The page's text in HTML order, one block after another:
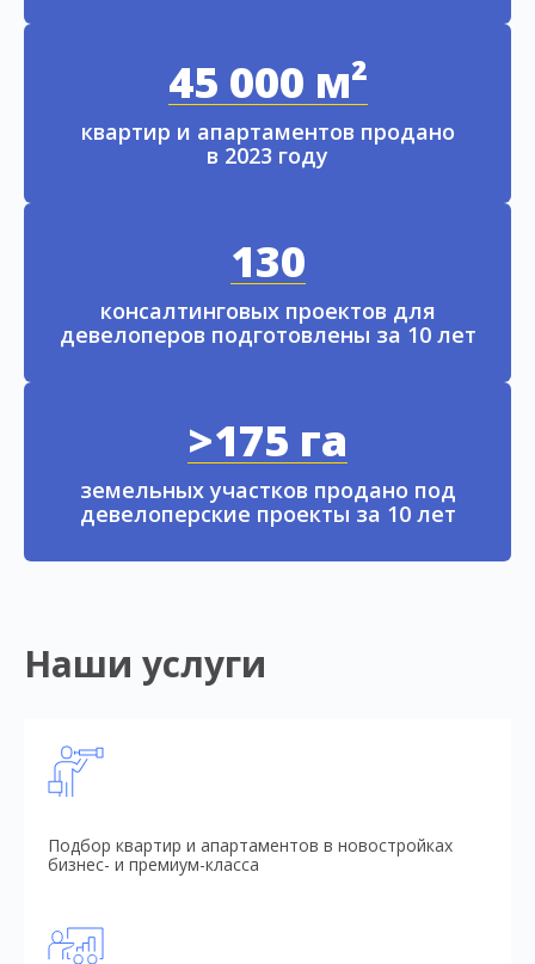
45 000 м²
квартир и апартаментов продано
в 2023 году
130
консалтинговых проектов для
девелоперов подготовлены за 10 лет
>175 га
земельных участков продано под
девелоперские проекты за 10 лет
Наши услуги
Подбор квартир и апартаментов в новостройках
бизнес- и премиум-класса